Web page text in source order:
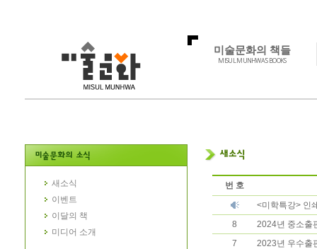
미술문화의 책들
MISUL MUNHWA'S BOOKS
새소식
이벤트
이달의 책
미디어 소개
번 호
<미학특강> 인
8
2024년 중소출
7
2023년 우수출